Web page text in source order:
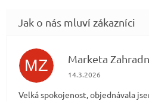
MZ Marketa
Hodnocení obchodu
14.3.2026
Velká spokojenost, objednávala